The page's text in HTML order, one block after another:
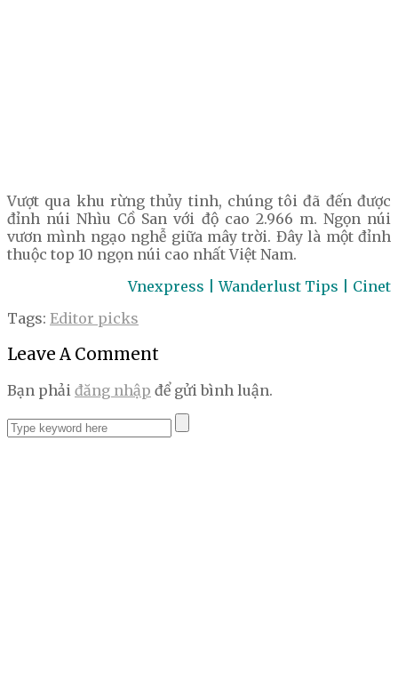
Vượt qua khu rừng thủy tinh, chúng tôi đã đến được
đỉnh núi Nhìu Cồ San với độ cao 2.966 m. Ngọn núi
vươn mình ngạo nghễ giữa mây trời. Đây là một đỉnh
thuộc top 10 ngọn núi cao nhất Việt Nam.
Vnexpress | Wanderlust Tips | Cinet
Tags: Editor picks
Leave A Comment
Bạn phải đăng nhập để gửi bình luận.